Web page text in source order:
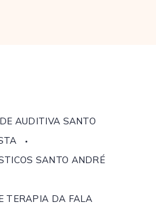
AUDITIVA SANTO
SANTO ANDRÉ
TERAPIA DA FALA